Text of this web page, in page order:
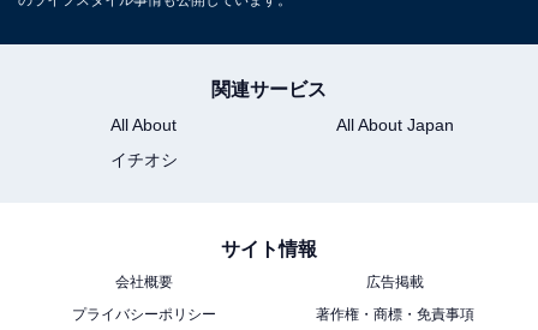
関連サービス
All About
All About Japan
イチオシ
サイト情報
会社概要
広告掲載
プライバシーポリシー
著作権・商標・免責事項